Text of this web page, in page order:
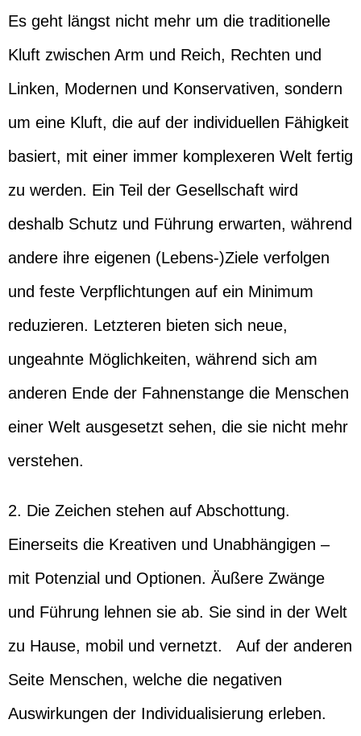
Es geht längst nicht mehr um die traditionelle
Kluft zwischen Arm und Reich, Rechten und
Linken, Modernen und Konservativen, sondern
um eine Kluft, die auf der individuellen Fähigkeit
basiert, mit einer immer komplexeren Welt fertig
zu werden. Ein Teil der Gesellschaft wird
deshalb Schutz und Führung erwarten, während
andere ihre eigenen (Lebens-)Ziele verfolgen
und feste Verpflichtungen auf ein Minimum
reduzieren. Letzteren bieten sich neue,
ungeahnte Möglichkeiten, während sich am
anderen Ende der Fahnenstange die Menschen
einer Welt ausgesetzt sehen, die sie nicht mehr
verstehen.
2. Die Zeichen stehen auf Abschottung.
Einerseits die Kreativen und Unabhängigen –
mit Potenzial und Optionen. Äußere Zwänge
und Führung lehnen sie ab. Sie sind in der Welt
zu Hause, mobil und vernetzt. Auf der anderen
Seite Menschen, welche die negativen
Auswirkungen der Individualisierung erleben.